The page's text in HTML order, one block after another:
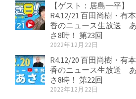
【ゲスト：居島一平】
R4.12/21 百田尚樹・有本
香のニュース生放送 あ
さ8時！ 第23回
2022年12月22日
R4.12/20 百田尚樹・有本
香のニュース生放送 あ
さ8時！ 第22回
2022年12月22日